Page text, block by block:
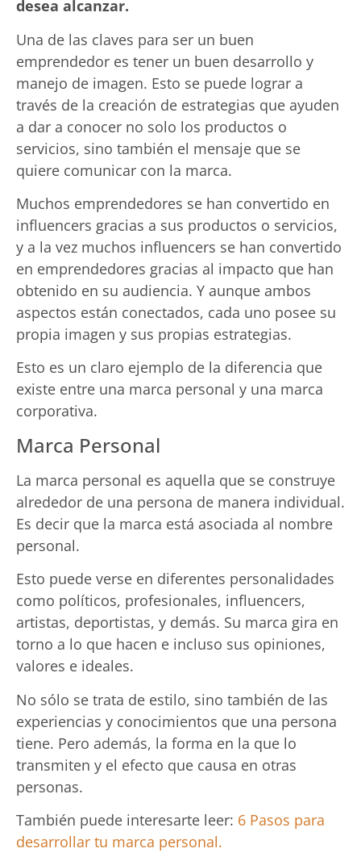
desea alcanzar.
Una de las claves para ser un buen
emprendedor es tener un buen desarrollo y
manejo de imagen. Esto se puede lograr a
través de la creación de estrategias que ayuden
a dar a conocer no solo los productos o
servicios, sino también el mensaje que se
quiere comunicar con la marca.
Muchos emprendedores se han convertido en
influencers gracias a sus productos o servicios,
y a la vez muchos influencers se han convertido
en emprendedores gracias al impacto que han
obtenido en su audiencia. Y aunque ambos
aspectos están conectados, cada uno posee su
propia imagen y sus propias estrategias.
Esto es un claro ejemplo de la diferencia que
existe entre una marca personal y una marca
corporativa.
Marca Personal
La marca personal es aquella que se construye
alrededor de una persona de manera individual.
Es decir que la marca está asociada al nombre
personal.
Esto puede verse en diferentes personalidades
como políticos, profesionales, influencers,
artistas, deportistas, y demás. Su marca gira en
torno a lo que hacen e incluso sus opiniones,
valores e ideales.
No sólo se trata de estilo, sino también de las
experiencias y conocimientos que una persona
tiene. Pero además, la forma en la que lo
transmiten y el efecto que causa en otras
personas.
También puede interesarte leer: 6 Pasos para
desarrollar tu marca personal.